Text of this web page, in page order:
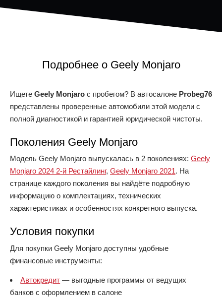
Подробнее о Geely Monjaro
Ищете Geely Monjaro с пробегом? В автосалоне Probeg76
представлены проверенные автомобили этой модели с
полной диагностикой и гарантией юридической чистоты.
Поколения Geely Monjaro
Модель Geely Monjaro выпускалась в 2 поколениях: Geely
Monjaro 2024 2-й Рестайлинг, Geely Monjaro 2021. На
странице каждого поколения вы найдёте подробную
информацию о комплектациях, технических
характеристиках и особенностях конкретного выпуска.
Условия покупки
Для покупки Geely Monjaro доступны удобные
финансовые инструменты:
Автокредит — выгодные программы от ведущих
банков с оформлением в салоне